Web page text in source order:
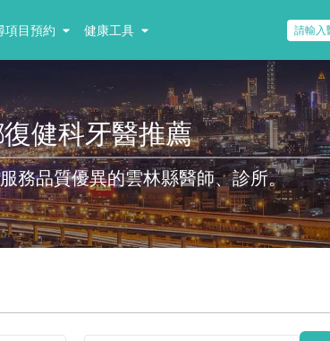
項目預約 健康工具
健科牙醫推薦
務品質優異的雲林縣醫師、診所。